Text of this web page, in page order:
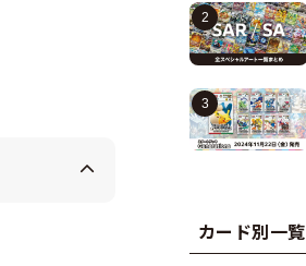
カード別一覧